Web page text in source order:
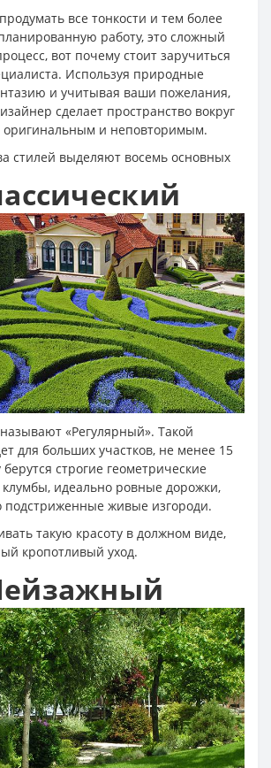
все тонкости и тем более
работу, это сложный
вот почему стоит заручиться
Используя природные
и учитывая ваши пожелания,
сделает пространство вокруг
и неповторимым.
стилей выделяют восемь основных
«Регулярный». Такой
для больших участков, не менее 15
берутся строгие геометрические
идеально ровные дорожки,
подстриженные живые изгороди.
такую красоту в должном виде,
кропотливый уход.